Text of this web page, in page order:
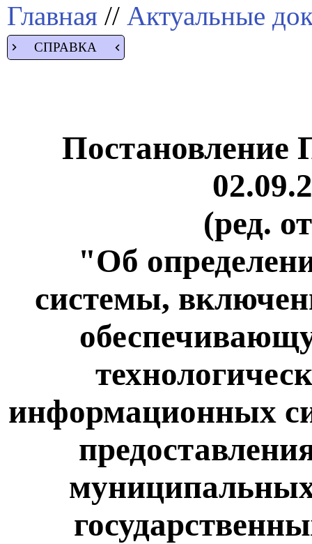
Главная // Актуальные
СПРАВКА
Постановление
(ред.
"Об
системы,
информационных